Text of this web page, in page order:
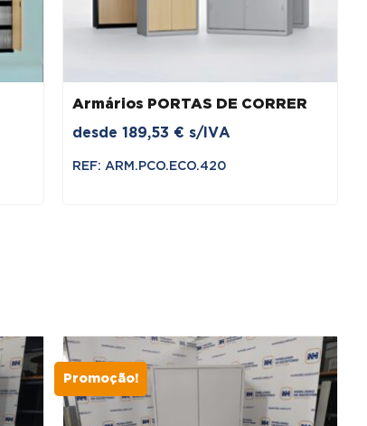
Armários PORTAS DE CORRER
desde 189,53 € s/IVA
REF: ARM.PCO.ECO.420
Promoção!